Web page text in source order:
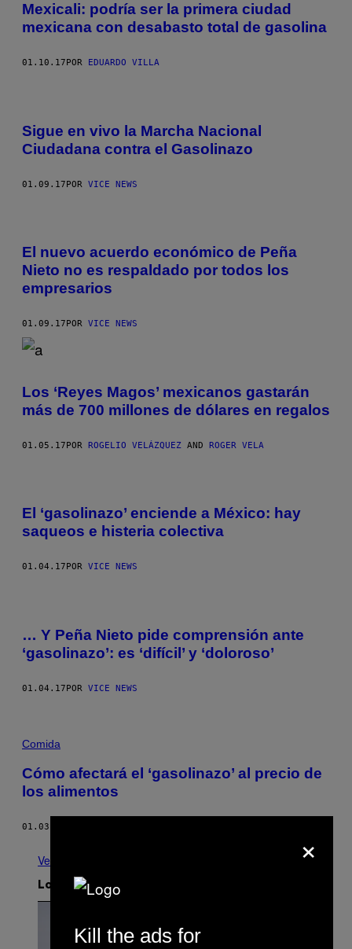
Mexicali: podría ser la primera ciudad
mexicana con desabasto total de gasolina
01.10.17 POR EDUARDO VILLA
Sigue en vivo la Marcha Nacional
Ciudadana contra el Gasolinazo
01.09.17POR VICE NEWS
El nuevo acuerdo económico de Peña
Nieto no es respaldado por todos los
empresarios
01.09.17 POR VICE NEWS
Los ‘Reyes Magos’ mexicanos gastarán
más de 700 millones de dólares en regalos
01.05.17POR ROGELIO VELÁZQUEZ AND ROGER VELA
El ‘gasolinazo’ enciende a México: hay
saqueos e histeria colectiva
01.04.17 POR VICE NEWS
… Y Peña Nieto pide comprensión ante
‘gasolinazo’: es ‘difícil’ y ‘doloroso’
01.04.17POR VICE NEWS
Comida
Cómo afectará el ‘gasolinazo’ al precio de
los alimentos
01.03.17
Ver todo
Lo más reciente
×
Kill the ads for